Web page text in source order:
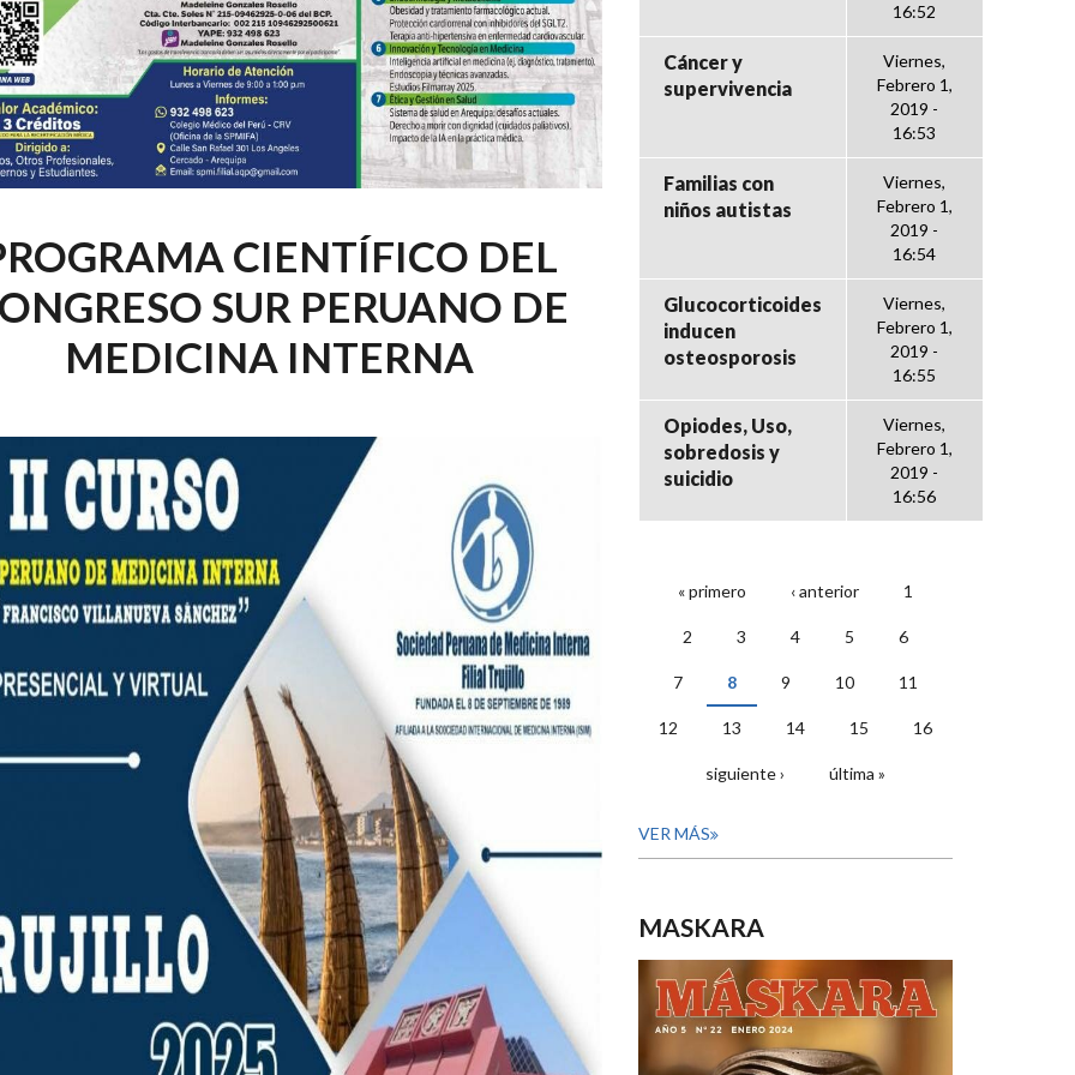
CIENTÍFICO DEL
SUR PERUANO DE
MEDICINA INTERNA
16:52
Cáncer y
supervivencia
Viernes,
Febrero 1,
2019 -
16:53
Familias con
niños autistas
Viernes,
Febrero 1,
2019 -
16:54
Glucocorticoides
inducen
osteosporosis
Viernes,
Febrero 1,
2019 -
16:55
Opiodes, Uso,
sobredosis y
suicidio
Viernes,
Febrero 1,
2019 -
16:56
PÁGINAS
« primero ‹ anterior 1
2 3 4 5 6
7 8 9 10 11
12 13 14 15 16
siguiente › última »
VER MÁS
MASKARA